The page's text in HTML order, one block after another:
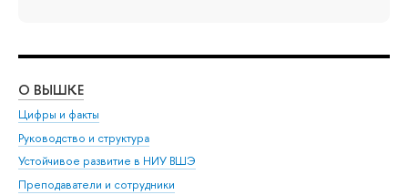
О ВЫШКЕ
Цифры и факты
Руководство и структура
Устойчивое развитие в НИУ ВШЭ
Преподаватели и сотрудники